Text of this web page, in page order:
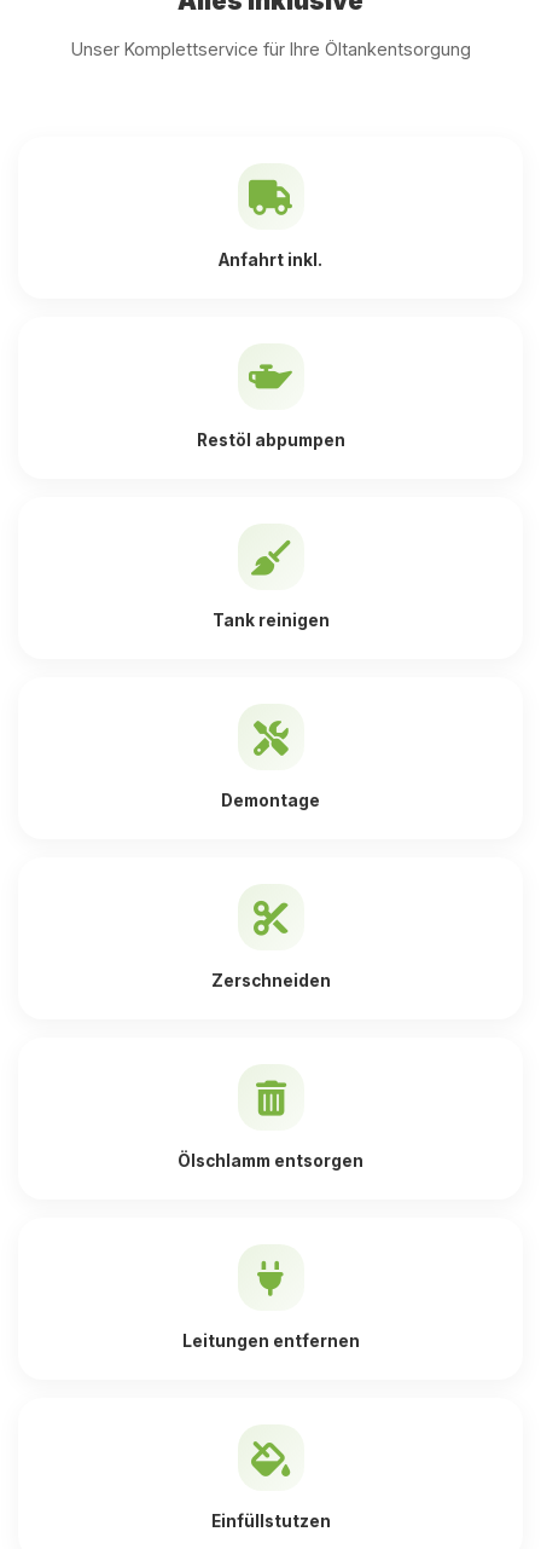
Unser Komplettservice für Ihre Öltankentsorgung
Anfahrt inkl.
Restöl abpumpen
Tank reinigen
Demontage
Zerschneiden
Ölschlamm entsorgen
Leitungen entfernen
Einfüllstutzen